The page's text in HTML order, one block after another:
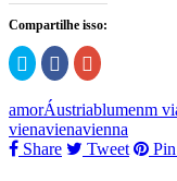
Compartilhe isso:
Clique
para
compartilhar
Twitter(abre
em
nova
janela)
Clique
para
compartilhar
Facebook(abre
em
nova
janela)
Compartilhe
no
em
nova
janela)
amorÁustriablumenm
vienavienavienna
Share
Tweet